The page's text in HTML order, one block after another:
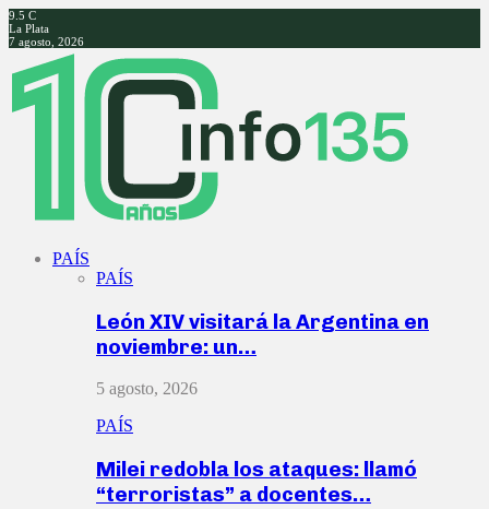
9.5 C
La Plata
7 agosto, 2026
Facebook
Twitter
Instagram
Youtube
PAÍS
PAÍS
León XIV visitará la Argentina en
noviembre: un…
5 agosto, 2026
PAÍS
Milei redobla los ataques: llamó
“terroristas” a docentes…